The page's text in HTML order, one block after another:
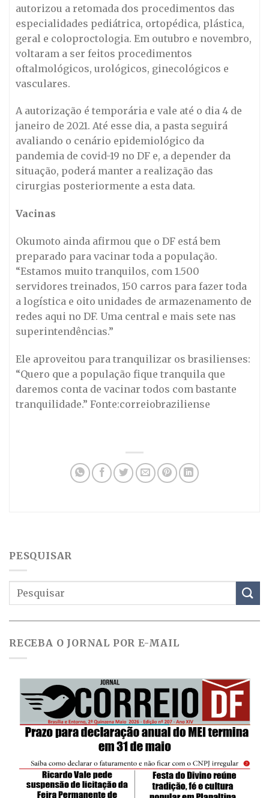
autorizou a retomada dos procedimentos das
especialidades pediátrica, ortopédica, plástica,
geral e coloproctologia. Em outubro e novembro,
voltaram a ser feitos procedimentos
oftalmológicos, urológicos, ginecológicos e
vasculares.
A autorização é temporária e vale até o dia 4 de
janeiro de 2021. Até esse dia, a pasta seguirá
avaliando o cenário epidemiológico da
pandemia de covid-19 no DF e, a depender da
situação, poderá manter a realização das
cirurgias posteriormente a esta data.
Vacinas
Okumoto ainda afirmou que o DF está bem
preparado para vacinar toda a população.
“Estamos muito tranquilos, com 1.500
servidores treinados, 150 carros para fazer toda
a logística e oito unidades de armazenamento de
redes aqui no DF. Uma central e mais sete nas
superintendências.”
Ele aproveitou para tranquilizar os brasilienses:
“Quero que a população fique tranquila que
daremos conta de vacinar todos com bastante
tranquilidade.” Fonte:correiobraziliense
PESQUISAR
RECEBA O JORNAL POR E-MAIL